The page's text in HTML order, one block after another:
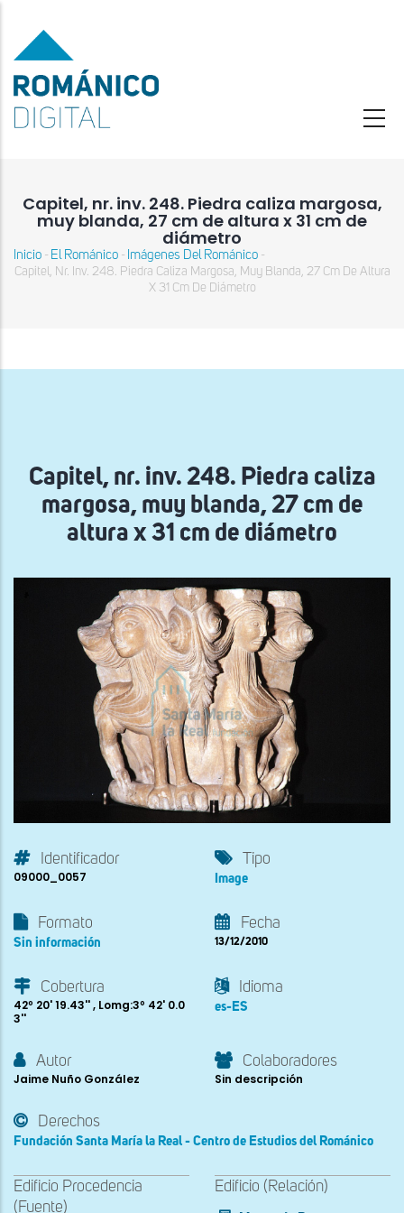
contenido
principal
Capitel, nr. inv. 248. Piedra caliza margosa,
muy blanda, 27 cm de altura x 31 cm de
diámetro
Sobrescribir
a
Inicio - El Románico - Imágenes Del Románico -
Capitel, Nr. Inv. 248. Piedra Caliza Margosa, Muy Blanda, 27 Cm De Altura
X 31 Cm De Diámetro
Capitel, nr. inv. 248. Piedra caliza
margosa, muy blanda, 27 cm de
altura x 31 cm de diámetro
Identificador
09000_0057
Tipo
Image
Formato
Sin información
Fecha
13/12/2010
Cobertura
42º 20' 19.43'' , Lomg:3º 42' 0.0
3''
Idioma
es-ES
Autor
Jaime Nuño González
Colaboradores
Sin descripción
Derechos
Fundación Santa María la Real - Centro de Estudios del Románico
Edificio Procedencia
(Fuente)
Edificio (Relación)